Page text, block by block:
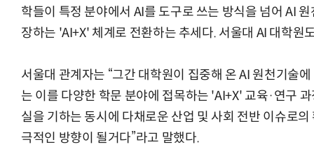
학들이 특정 분야에서 AI를 도구로 쓰는 방식을 넘어 AI
장하는 'AI+X' 체계로 전환하는 추세다. 서울대 AI 대학원
서울대 관계자는 “그간 대학원이 집중해 온 AI 원천기술
는 이를 다양한 학문 분야에 접목하는 'AI+X' 교육·연구
실을 기하는 동시에 다채로운 산업 및 사회 전반 이슈로
극적인 방향이 될거다”라고 말했다.